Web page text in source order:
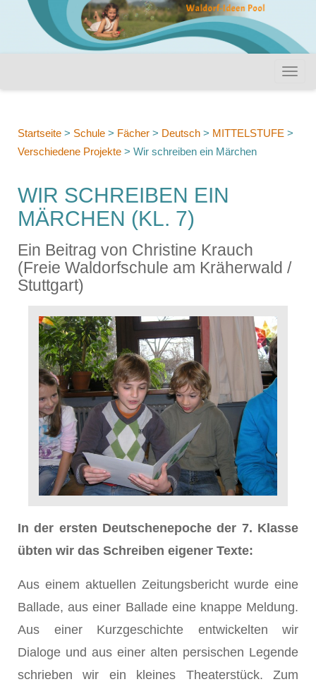
Startseite > Schule > Fächer > Deutsch > MITTELSTUFE >
Verschiedene Projekte > Wir schreiben ein Märchen
WIR SCHREIBEN EIN
MÄRCHEN (KL. 7)
Ein Beitrag von Christine Krauch
(Freie Waldorfschule am Kräherwald /
Stuttgart)
In der ersten Deutschenepoche der 7. Klasse
übten wir das Schreiben eigener Texte:
Aus einem aktuellen Zeitungsbericht wurde eine
Ballade, aus einer Ballade eine knappe Meldung.
Aus einer Kurzgeschichte entwickelten wir
Dialoge und aus einer alten persischen Legende
schrieben wir ein kleines Theaterstück. Zum